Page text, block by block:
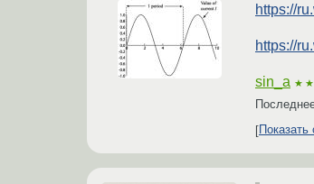
https://
https://
sin_a
Показать